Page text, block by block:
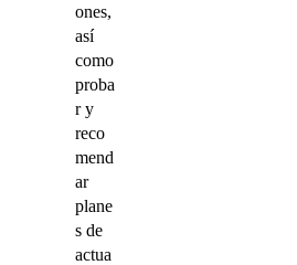
ones,
así
como
proba
r y
reco
mend
ar
plane
s de
actua